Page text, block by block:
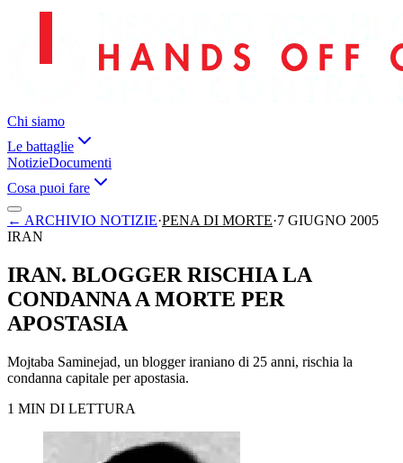
Chi siamo
Le battaglie
NotizieDocumenti
Cosa puoi fare
← ARCHIVIO NOTIZIE·PENA DI MORTE·7 GIUGNO 2005
IRAN
IRAN. BLOGGER RISCHIA LA
CONDANNA A MORTE PER
APOSTASIA
Mojtaba Saminejad, un blogger iraniano di 25 anni, rischia la
condanna capitale per apostasia.
1 MIN DI LETTURA